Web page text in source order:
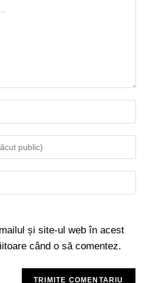
și site-ul web în acest
când o să comentez.